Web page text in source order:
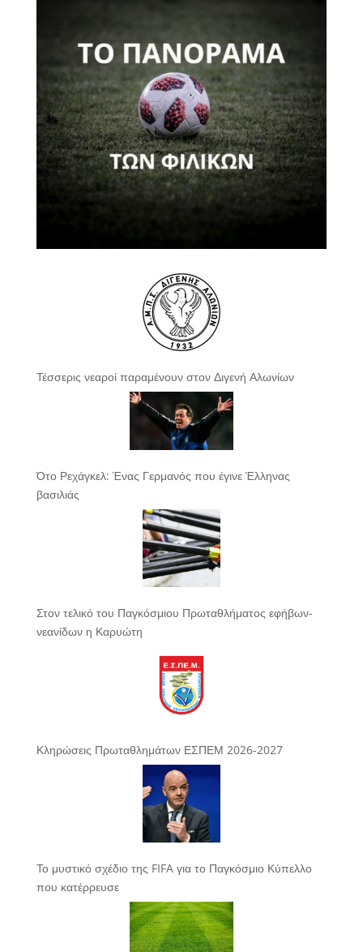
Τέσσερις νεαροί παραμένουν στον Διγενή Αλωνίων
Ότο Ρεχάγκελ: Ένας Γερμανός που έγινε Έλληνας
βασιλιάς
Στον τελικό του Παγκόσμιου Πρωταθλήματος εφήβων-
νεανίδων η Καρυώτη
Κληρώσεις Πρωταθλημάτων ΕΣΠΕΜ 2026-2027
Το μυστικό σχέδιο της FIFA για το Παγκόσμιο Κύπελλο
που κατέρρευσε